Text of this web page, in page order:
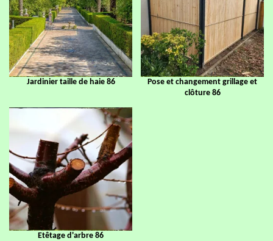
Jardinier taille de haie 86
Pose et changement grillage et
clôture 86
Etêtage d'arbre 86